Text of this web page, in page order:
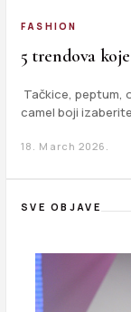
FASHION
5 trendova
Tačkice, peptum,
camel boji
18. March 2026.
SVE OBJAVE